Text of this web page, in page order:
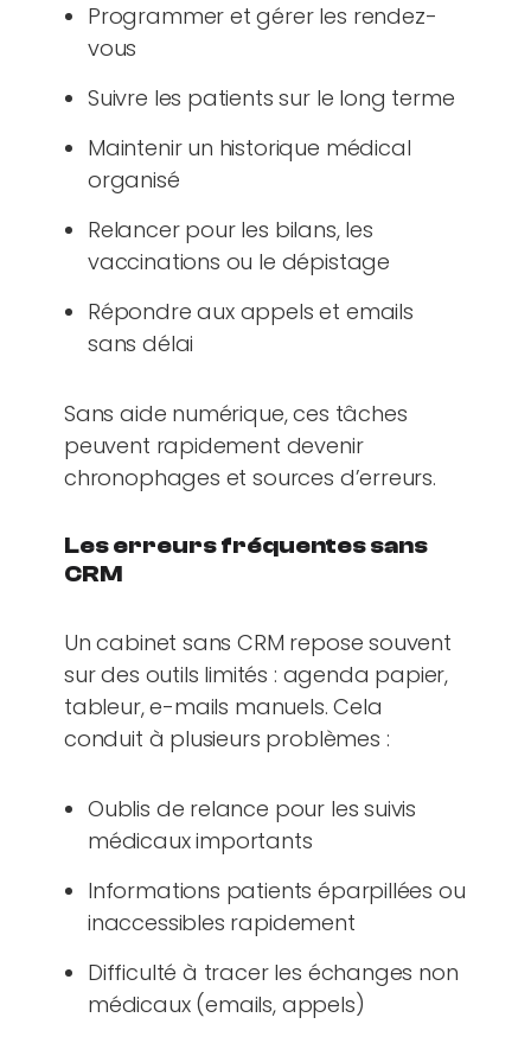
Programmer et gérer les rendez-
vous
Suivre les patients sur le long terme
Maintenir un historique médical
organisé
Relancer pour les bilans, les
vaccinations ou le dépistage
Répondre aux appels et emails
sans délai
Sans aide numérique, ces tâches
peuvent rapidement devenir
chronophages et sources d’erreurs.
Les erreurs fréquentes sans
CRM
Un cabinet sans CRM repose souvent
sur des outils limités : agenda papier,
tableur, e-mails manuels. Cela
conduit à plusieurs problèmes :
Oublis de relance pour les suivis
médicaux importants
Informations patients éparpillées ou
inaccessibles rapidement
Difficulté à tracer les échanges non
médicaux (emails, appels)